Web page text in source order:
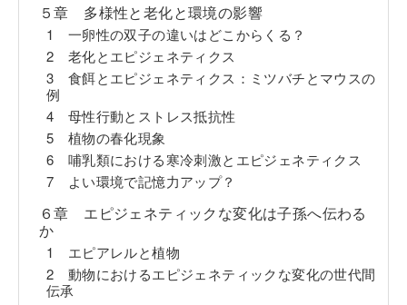
５章 多様性と老化と環境の影響
1 一卵性の双子の違いはどこからくる？
2 老化とエピジェネティクス
3 食餌とエピジェネティクス：ミツバチとマウスの
例
4 母性行動とストレス抵抗性
5 植物の春化現象
6 哺乳類における寒冷刺激とエピジェネティクス
7 よい環境で記憶力アップ？
６章 エピジェネティックな変化は子孫へ伝わる
か
1 エピアレルと植物
2 動物におけるエピジェネティックな変化の世代間
伝承